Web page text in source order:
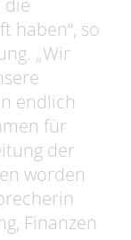
haben“, so
„Wir
endlich
für
der
worden
Finanzen